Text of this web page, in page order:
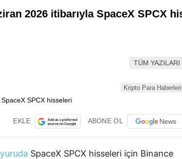
2026 itibarıyla SpaceX SPCX
TÜM YAZILARI
Kripto Para Haberleri
EKLE ABONE OL
SpaceX SPCX hisseleri için Binance